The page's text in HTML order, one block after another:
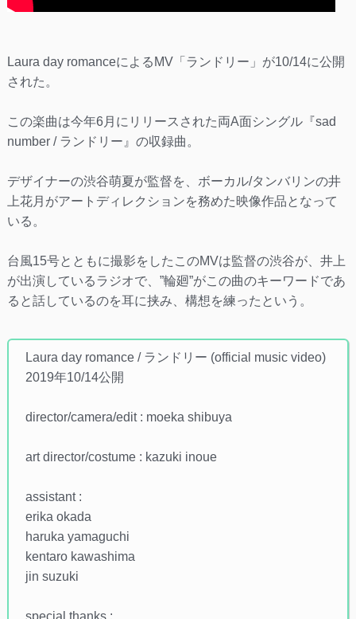
Laura day romanceによるMV「ランドリー」が10/14に公開
された。
この楽曲は今年6月にリリースされた両A面シングル『sad
number / ランドリー』の収録曲。
デザイナーの渋谷萌夏が監督を、ボーカル/タンバリンの井
上花月がアートディレクションを務めた映像作品となって
いる。
台風15号とともに撮影をしたこのMVは監督の渋谷が、井上
が出演しているラジオで、”輪廻”がこの曲のキーワードであ
ると話しているのを耳に挟み、構想を練ったという。
Laura day romance / ランドリー (official music video)
2019年10/14公開
director/camera/edit : moeka shibuya
art director/costume : kazuki inoue
assistant :
erika okada
haruka yamaguchi
kentaro kawashima
jin suzuki
special thanks :